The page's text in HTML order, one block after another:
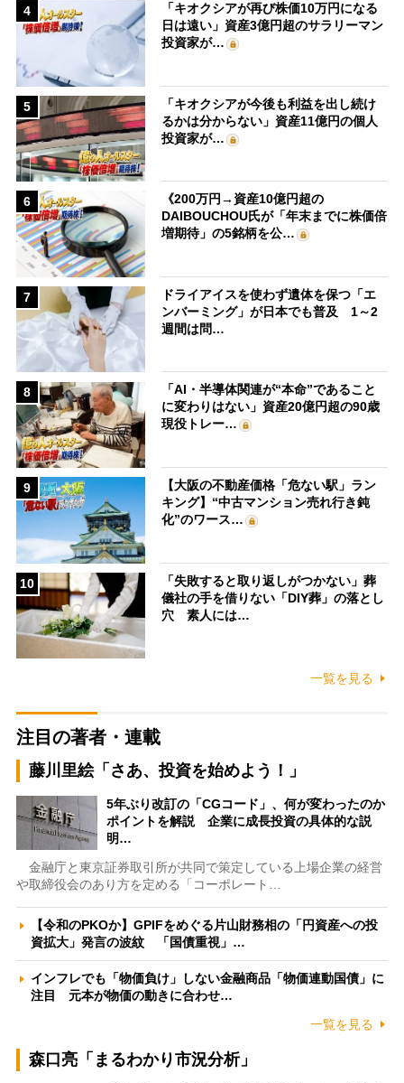
4
「キオクシアが再び株価10万円になる
日は遠い」資産3億円超のサラリーマン
投資家が…
5
「キオクシアが今後も利益を出し続け
るかは分からない」資産11億円の個人
投資家が…
6
《200万円→資産10億円超の
DAIBOUCHOU氏が「年末までに株価倍
増期待」の5銘柄を公…
7
ドライアイスを使わず遺体を保つ「エ
ンバーミング」が日本でも普及 1～2
週間は問…
8
「AI・半導体関連が“本命”であること
に変わりはない」資産20億円超の90歳
現役トレー…
9
【大阪の不動産価格「危ない駅」ラン
キング】“中古マンション売れ行き鈍
化”のワース…
10
「失敗すると取り返しがつかない」葬
儀社の手を借りない「DIY葬」の落とし
穴 素人には…
一覧を見る
注目の著者・連載
藤川里絵「さあ、投資を始めよう！」
5年ぶり改訂の「CGコード」、何が変わったのか
ポイントを解説 企業に成長投資の具体的な説
明…
金融庁と東京証券取引所が共同で策定している上場企業の経営
や取締役会のあり方を定める「コーポレート…
【令和のPKOか】GPIFをめぐる片山財務相の「円資産への投
資拡大」発言の波紋 「国債重視」…
インフレでも「物価負け」しない金融商品「物価連動国債」に
注目 元本が物価の動きに合わせ…
一覧を見る
森口亮「まるわかり市況分析」